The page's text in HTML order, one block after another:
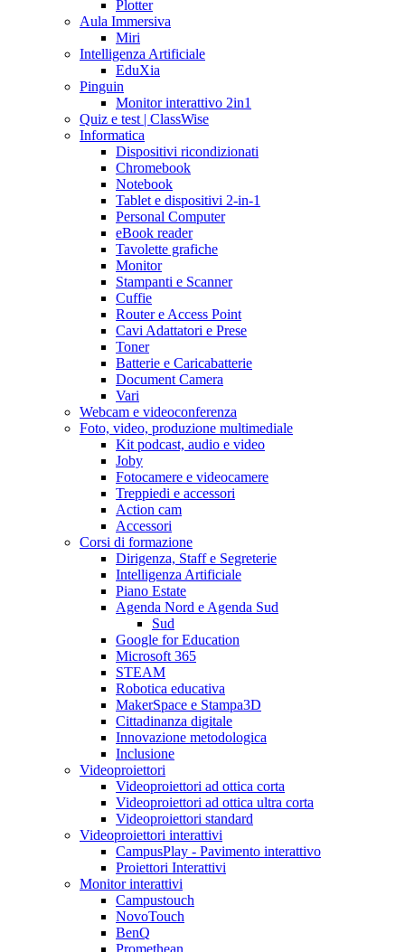
Plotter
Aula Immersiva
Miri
Intelligenza Artificiale
EduXia
Pinguin
Monitor interattivo 2in1
Quiz e test | ClassWise
Informatica
Dispositivi ricondizionati
Chromebook
Notebook
Tablet e dispositivi 2-in-1
Personal Computer
eBook reader
Tavolette grafiche
Monitor
Stampanti e Scanner
Cuffie
Router e Access Point
Cavi Adattatori e Prese
Toner
Batterie e Caricabatterie
Document Camera
Vari
Webcam e videoconferenza
Foto, video, produzione multimediale
Kit podcast, audio e video
Joby
Fotocamere e videocamere
Treppiedi e accessori
Action cam
Accessori
Corsi di formazione
Dirigenza, Staff e Segreterie
Intelligenza Artificiale
Piano Estate
Agenda Nord e Agenda Sud
Sud
Google for Education
Microsoft 365
STEAM
Robotica educativa
MakerSpace e Stampa3D
Cittadinanza digitale
Innovazione metodologica
Inclusione
Videoproiettori
Videoproiettori ad ottica corta
Videoproiettori ad ottica ultra corta
Videoproiettori standard
Videoproiettori interattivi
CampusPlay - Pavimento interattivo
Proiettori Interattivi
Monitor interattivi
Campustouch
NovoTouch
BenQ
Promethean